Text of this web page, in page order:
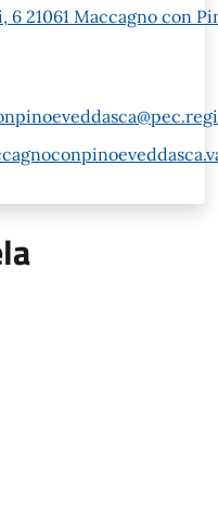
21061 Maccagno con